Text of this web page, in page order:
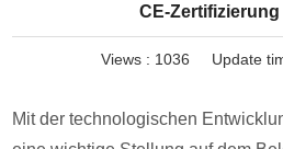
CE-
Views : 1036 Update
Mit der technologischen